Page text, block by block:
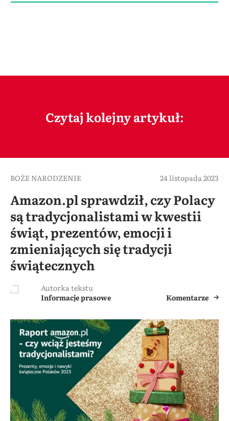
Czytaj kolejny artykuł:
BOŻE NARODZENIE 24 listopada 2023
Amazon.pl sprawdził, czy Polacy
są tradycjonalistami w kwestii
świąt, prezentów, emocji i
zmieniających się tradycji
świątecznych
Autorka tekstu
Informacje prasowe
Komentarze